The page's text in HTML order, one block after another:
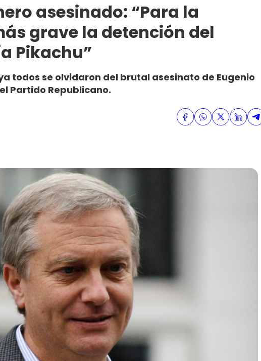
asesinado: “Para la
grave la detención del
Pikachu”
todos se olvidaron del brutal asesinato de Eugenio
Partido Republicano.